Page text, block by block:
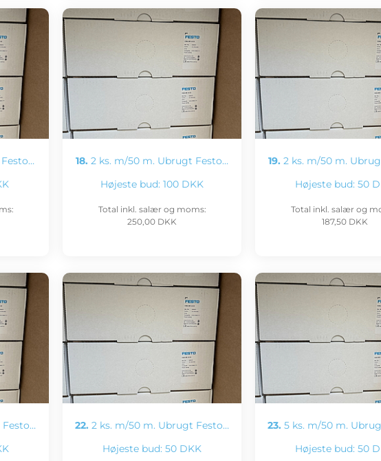
18. 2 ks. m/50 m. Ubrugt Festo…
Højeste bud: 100 DKK
Total inkl. salær og moms:
250,00 DKK
19. 2 ks. m/50 m.
Højeste bud: 50
Total inkl. salær og
187,50 DKK
22. 2 ks. m/50 m. Ubrugt Festo…
Højeste bud: 50 DKK
23. 5 ks. m/50 m.
Højeste bud: 50